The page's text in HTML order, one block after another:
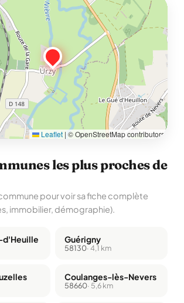
Leaflet | © OpenStreetMap contributors
les plus proches de
pour voir sa fiche complète
immobilier, démographie).
Guérigny
58130· 4,1 km
Coulanges-lès-Nevers
58660· 5,6 km